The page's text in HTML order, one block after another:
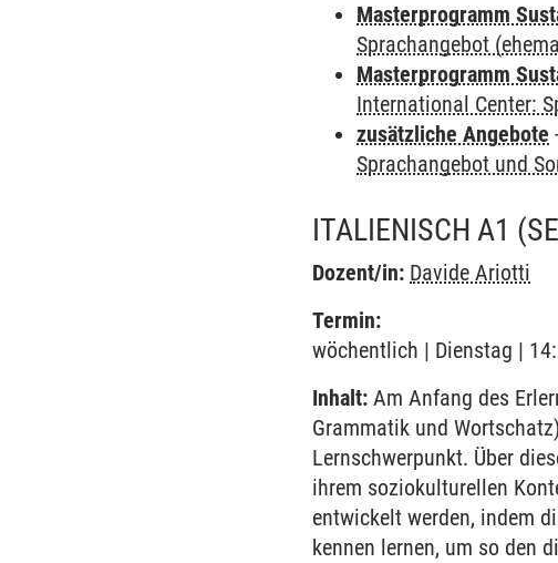
Masterprogramm
Sprachangebot
Masterprogramm
International Center:
zusätzliche Angebote
Sprachangebot und
ITALIENISCH A1
Dozent/in: Davide Ariotti
Termin:
wöchentlich | Dienstag |
Inhalt: Am Anfang des
Grammatik und
Lernschwerpunkt. Über
ihrem soziokulturellen
entwickelt werden, indem
kennen lernen, um so den